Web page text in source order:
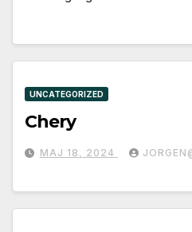
UNCATEGORIZED
Chery
MAJ 18, 2024